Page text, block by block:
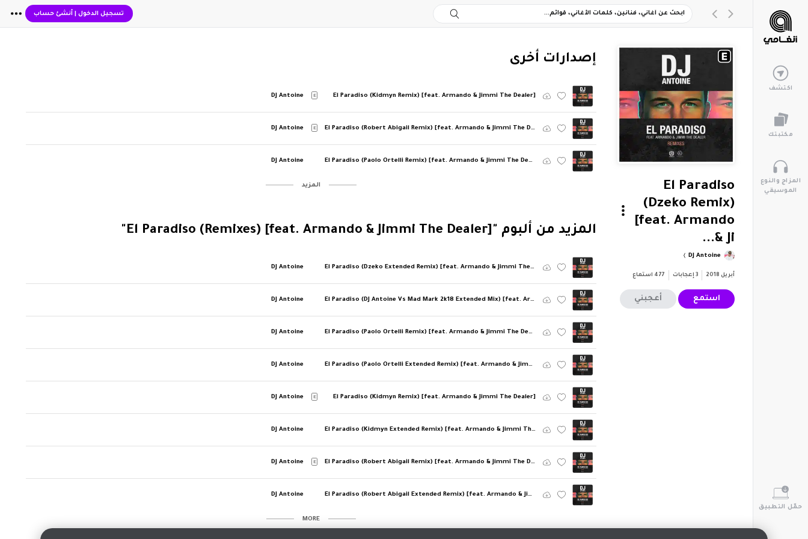
تسجيل الدخول| أنشئ حساب
اكتشف
مكتبتك
المزاج والنوع
الموسيقي
حمّل التطبيق
El Paradiso
(Dzeko Remix)
[feat. Armando
& Ji...
DJ Antoine
أبريل 2018 3 إعجابات 477 استماع
استمع أعجبني
‏إصدارات أخرى
El Paradiso (Kidmyn Remix) [feat. Armando & Jimmi The Dealer]
E
DJ Antoine
El Paradiso (Robert Abigail Remix) [feat. Armando & Jimmi The Dealer]
E
DJ Antoine
El Paradiso (Paolo Ortelli Remix) [feat. Armando & Jimmi The Dealer]
DJ Antoine
‏المزيد
‏المزيد من ألبوم "El Paradiso (Remixes) [feat. Armando & Jimmi The Dealer]"
El Paradiso (Dzeko Extended Remix) [feat. Armando & Jimmi The Dealer]
DJ Antoine
El Paradiso (DJ Antoine Vs Mad Mark 2k18 Extended Mix) [feat. Armando & Jimmi The Dealer]
DJ Antoine
El Paradiso (Paolo Ortelli Remix) [feat. Armando & Jimmi The Dealer]
DJ Antoine
El Paradiso (Paolo Ortelli Extended Remix) [feat. Armando & Jimmi The Dealer]
DJ Antoine
El Paradiso (Kidmyn Remix) [feat. Armando & Jimmi The Dealer]
E
DJ Antoine
El Paradiso (Kidmyn Extended Remix) [feat. Armando & Jimmi The Dealer]
DJ Antoine
El Paradiso (Robert Abigail Remix) [feat. Armando & Jimmi The Dealer]
E
DJ Antoine
El Paradiso (Robert Abigail Extended Remix) [feat. Armando & Jimmi The Dealer]
DJ Antoine
MORE